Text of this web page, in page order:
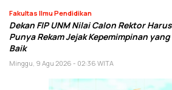
Fakultas Ilmu Pendidikan
Dekan FIP UNM Nilai Calon Rektor Harus
Punya Rekam Jejak Kepemimpinan yang
Baik
Minggu, 9 Agu 2026 - 02:36 WITA